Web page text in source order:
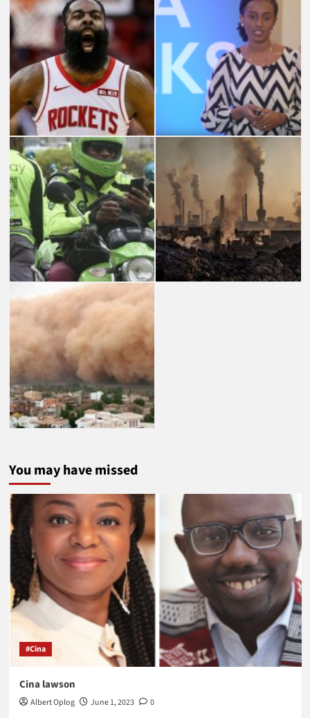
You may have missed
#Cina
Cina lawson
Albert Oplog June 1, 2023 0